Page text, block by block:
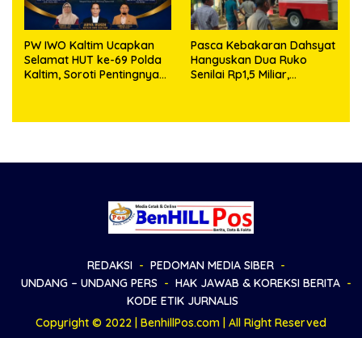
PW IWO Kaltim Ucapkan
Selamat HUT ke-69 Polda
Kaltim, Soroti Pentingnya
Pasca Kebakaran Dahsyat
Hanguskan Dua Ruko
Senilai Rp1,5 Miliar,
REDAKSI
PEDOMAN MEDIA SIBER
UNDANG – UNDANG PERS
HAK JAWAB & KOREKSI BERITA
KODE ETIK JURNALIS
Copyright © 2022 | BenhillPos.com | All Right Reserved